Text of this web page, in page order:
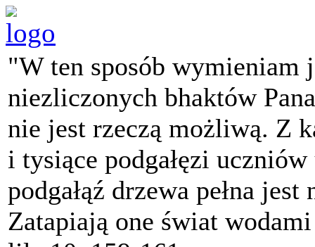
"W ten sposób wymieniam
niezliczonych bhaktów
nie jest rzeczą możliwą. Z
i tysiące podgałęzi
podgałąź drzewa pełna
Zatapiają one świat